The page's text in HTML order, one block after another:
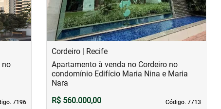
7196
7196
no
Cordeiro | Recife
Código. 7713
Código. 7713
Apartamento à venda no Cordeiro no
condomínio Edifício Maria Nina e Maria
Nara
R$ 560.000,00